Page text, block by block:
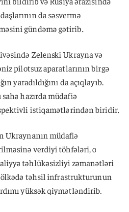
da səsvermə
gündəmə gətirib.
Zelenski Ukrayna və
pilotsuz aparatlarının birgə
yaradıldığını da açıqlayıb.
hazırda müdafiə
istiqamətlərindən biridir.
Ukraynanın müdafiə
verdiyi töhfələri, o
təhlükəsizliyi zəmanətləri
ölkədə təhsil infrastrukturunun
yüksək qiymətləndirib.